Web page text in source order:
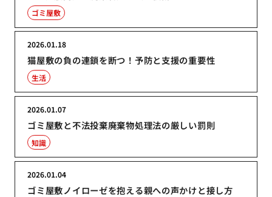
ゴミ屋敷
猫屋敷の負の連鎖を断つ！予防と支援の重要性
2026.01.18
生活
ゴミ屋敷と不法投棄廃棄物処理法の厳しい罰則
2026.01.07
知識
ゴミ屋敷ノイローゼを抱える親への声かけと接し方
2026.01.04